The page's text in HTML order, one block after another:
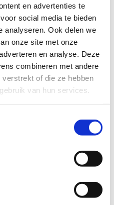
en advertenties te
social media te bieden
analyseren. Ook delen we
onze site met onze
en analyse. Deze
combineren met andere
of die ze hebben
van hun services.
jouw vraag behoort